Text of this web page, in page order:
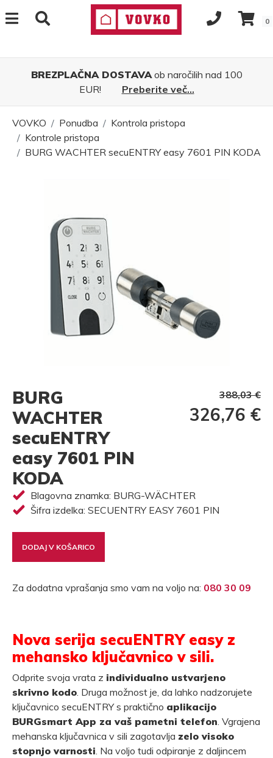
0
BREZPLAČNA DOSTAVAob naročilih nad 100
EUR!
Preberite več...
VOVKO Ponudba
Kontrola pristopa
Kontrole pristopa
BURG WACHTER secuENTRY easy 7601 PIN KODA
BURG
WACHTER
secuENTRY
easy 7601 PIN
KODA
388,03 €
326,76 €
Blagovna znamka: BURG-WÄCHTER
Šifra izdelka: SECUENTRY EASY 7601 PIN
DODAJ V KOŠARICO
Za dodatna vprašanja smo vam na voljo na: 080 30 09
Nova serija secuENTRY easy z
mehansko ključavnico v sili.
Odprite svoja vrata z individualno ustvarjeno
skrivno kodo. Druga možnost je, da lahko nadzorujete
ključavnico secuENTRY s praktično aplikacijo
BURGsmart App za vaš pametni telefon. Vgrajena
mehanska ključavnica v sili zagotavlja zelo visoko
stopnjo varnosti. Na voljo tudi odpiranje z daljincem